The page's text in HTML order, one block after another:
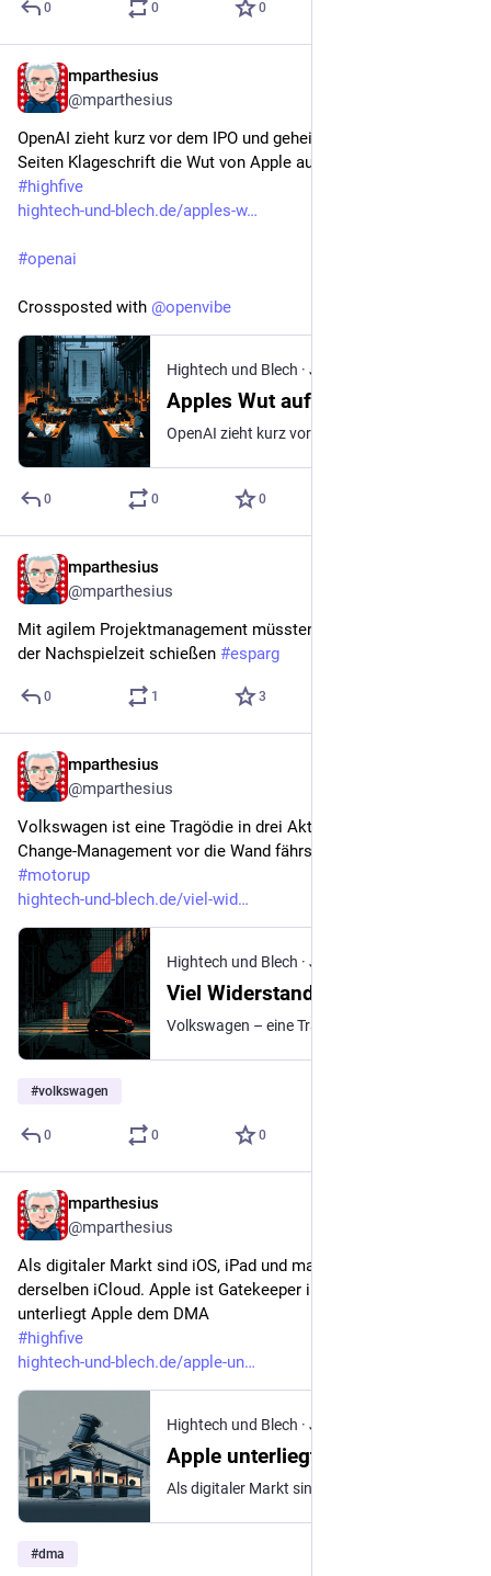
0 0 0
mparthesius
@mparthesius
OpenAI zieht kurz vor dem IPO und geheimen AI-Device auf 41
Seiten Klageschrift die Wut von Apple auf sich
#highfive
hightech-und-blech.de/apples-w
#openai
Crossposted with @openvibe
Hightech und Blech · Jul 13
Apples Wut auf OpenAI
0 0 0
mparthesius
@mparthesius
Mit agilem Projektmanagement müssten sie die Tore nicht in
der Nachspielzeit schießen #esparg
0 1 3
mparthesius
@mparthesius
Volkswagen ist eine Tragödie in drei Akten, oder: Wie Du Dein
Change-Management vor die Wand fährst
#motorup
hightech-und-blech.de/viel-wid
Hightech und Blech · Jul 10
Viel Widerstand im VW
Volkswagen – eine Tragödie in drei Akten
#volkswagen
0 0 0
mparthesius
@mparthesius
Als digitaler Markt sind iOS, iPad und macOS die Kinder
derselben iCloud. Apple ist Gatekeeper in der EU und daher
unterliegt Apple dem DMA
#highfive
hightech-und-blech.de/apple-un
Hightech und Blech · Jul 9
Apple unterliegt dem DMA
#dma